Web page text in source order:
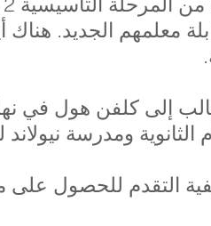
معلمهم الجديد.
ومدرسة نيولاند
التقدم للحصول